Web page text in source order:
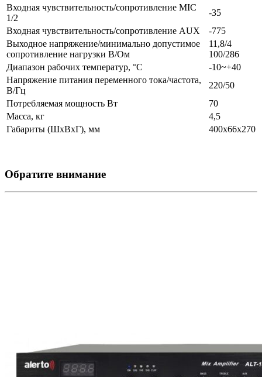
Входная чувствительность/сопротивление MIC
1/2
-35
Входная чувствительность/сопротивление АUX
-775
Выходное напряжение/минимально допустимое
сопротивление нагрузки В/Ом
11,8/4
100/286
Диапазон рабочих температур, °С
-10~+40
Напряжение питания пере­менного тока/частота,
В/Гц
220/50
Потребляемая мощность Вт
70
Масса, кг
4,5
Габариты (ШхВхГ), мм
400x66x270
Обратите внимание